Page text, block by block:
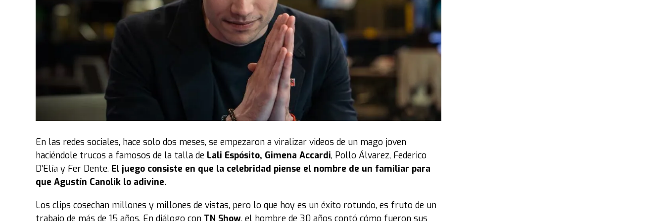
yo le pongo música encima’”, detalló Cami sobre ese momento. “Así fue mostrando las carcasas y
la mejor herramienta de marketing del mundo”, reconoció entre risas.
“Yo siempre subo videos a mis redes y hace unos meses abrí TikTok. Se me dio por subirlo yen este
video él hizo magia
“Cuando terminé dije
, porque yo me inspiro mucho en él. La marca antes se
llamaba UP pero como resultaba difícil para la gente, el año pasado lo cambié por
Russy
@russy.market) que es como me dice él desde chiquita", reveló la joven emprendedora.
en mi vida. Yo salía del colegio y me esperaba con la comida; siempre estuvo y fue el que me
impulsó a estudiar inglés cuando terminé el secundario. Gracias a eso empecé a relacionarme con
gente del exterior, diseñar ideas para productos y hasta viví afuera”, contó.
todo. Yo comparto mucho porque lo quiero hacer parte siempre”, aseguró Cami.
En las redes sociales, hace solo dos meses, se empezaron a viralizar videos de un mago joven
haciéndole trucos a famosos de la talla de Lali Espósito, Gimena Accardi, Pollo Álvarez, Federico
D’Elía y Fer Dente. El juego consiste en que la celebridad piense el nombre de un familiar para
que Agustín Canolik lo adivine.
Los clips cosechan millones y millones de vistas, pero lo que hoy es un éxito rotundo, es fruto de un
trabajo de más de 15 años. En diálogo con TN Show, el hombre de 30 años contó cómo fueron sus